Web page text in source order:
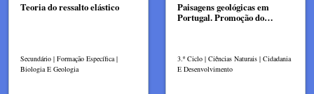
Teoria do ressalto elástico
Secundário | Formação Específica |
Biologia E Geologia
Paisagens geológicas em
Portugal. Promoção do…
3.º Ciclo | Ciências Naturais | Cidadania
E Desenvolvimento